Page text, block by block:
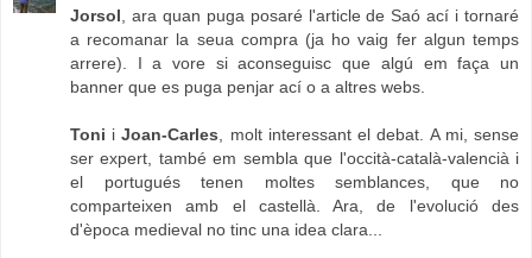
Jorsol , ara quan puga posaré l'article de Saó ací i tornaré
a recomanar la seua compra (ja ho vaig fer algun temps
arrere). I a vore si aconseguisc que algú em faça un
banner que es puga penjar ací o a altres webs.
Toni iJoan-Carles , molt interessant el debat. A mi, sense
ser expert, també em sembla que l'occità-català-valencià i
el portugués tenen moltes semblances, que no
comparteixen amb el castellà. Ara, de l'evolució des
d'època medieval no tinc una idea clara...